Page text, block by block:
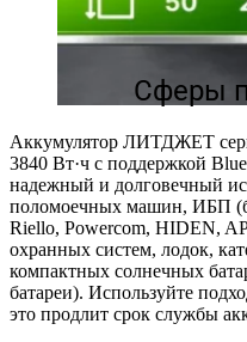
Сферы
Аккумулятор ЛИТДЖЕТ
3840 Вт·ч с поддержкой
надежный и долговечный
поломоечных машин, ИБП
Riello, Powercom, HIDEN,
охранных систем, лодок,
компактных солнечных
батареи). Используйте
это продлит срок службы